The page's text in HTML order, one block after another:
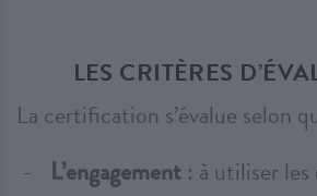
LES CRITÈRES
La certification s’évalue selon
L’engagement : à utiliser